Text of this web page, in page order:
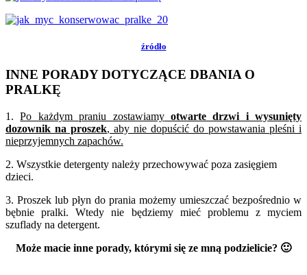
źródło
INNE PORADY DOTYCZĄCE DBANIA O
PRALKĘ
1.Po każdym praniu zostawiamyotwarte drzwi i wysunięty
dozownik na proszek, aby nie dopuścić do powstawania pleśni i
nieprzyjemnych zapachów.
2. Wszystkie detergenty należy przechowywać poza zasięgiem
dzieci.
3. Proszek lub płyn do prania możemy umieszczać bezpośrednio w
bębnie pralki. Wtedy nie będziemy mieć problemu z myciem
szuflady na detergent.
Może macie inne porady, którymi się ze mną podzielicie? 🙂